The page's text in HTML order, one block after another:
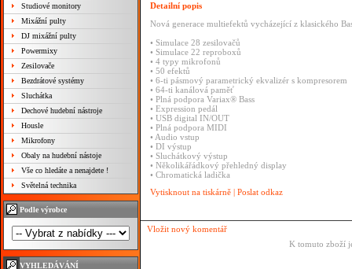
Studiové monitory
Mixážní pulty
DJ mixážní pulty
Powermixy
Zesilovače
Bezdrátové systémy
Sluchátka
Dechové hudební nástroje
Housle
Mikrofony
Obaly na hudební nástoje
Vše co hledáte a nenajdete !
Světelná technika
Podle výrobce
VYHLEDÁVÁNÍ
Detailní popis
Nová generace multiefektů vycházející z klasického
• Simulace 28 zesilovačů
• Simulace 22 reproboxů
• 4 typy mikrofonů
• 50 efektů
• 6-ti pásmový parametrický ekvalizér s kompresorem
• 64-ti kanálová paměť
• Plná podpora Variax® Bass
• Expression pedál
• USB digital IN/OUT
• Plná podpora MIDI
• Audio vstup
• DI výstup
• Sluchátkový výstup
• Několikářádkový přehledný display
• Chromatická ladička
Vytisknout na tiskárně | Poslat odkaz
Vložit nový komentář
K tomuto zboží